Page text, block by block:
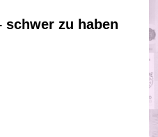
schwer zu haben